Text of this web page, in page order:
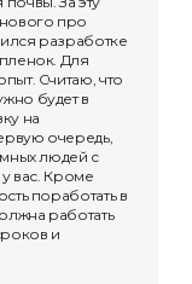
про
разработке
Для
Считаю, что
будет в
на
очередь,
людей с
вас. Кроме
поработать в
работать
и